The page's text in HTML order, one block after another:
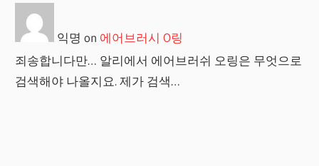
익명 on 에어브러시 O링
죄송합니다만… 알리에서 에어브러쉬 오링은 무엇으로
검색해야 나올지요. 제가 검색…